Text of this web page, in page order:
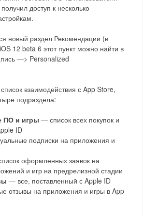
доступ к несколько
новый раздел Рекомендации (в
12 beta 6 этот пункт можно найти в
—> Personalized
взаимодействия с App Store,
подраздела:
ПО и игры — список всех покупок и
ID
подписки на приложения и
оформленных заявок на
и игр на предрелизной стадии
— все, поставленный с Apple ID
отзывы на приложения и игры в App